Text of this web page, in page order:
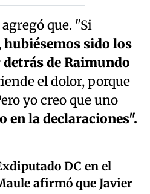
que. "Si
hubiésemos sido los
de Raimundo
el dolor, porque
yo creo que uno
en la declaraciones".
DC en el
afirmó que Javier